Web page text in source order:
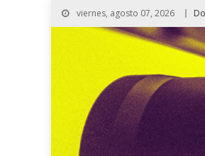
viernes, agosto 07, 2026